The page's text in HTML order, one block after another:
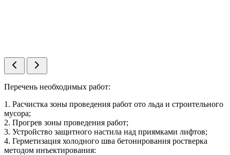
Перечень необходимых работ:
1. Расчистка зоны проведения работ ото льда и строительного
мусора;
2. Прогрев зоны проведения работ;
3. Устройство защитного настила над приямками лифтов;
4. Герметизация холодного шва бетонирования ростверка
методом инъектирования: